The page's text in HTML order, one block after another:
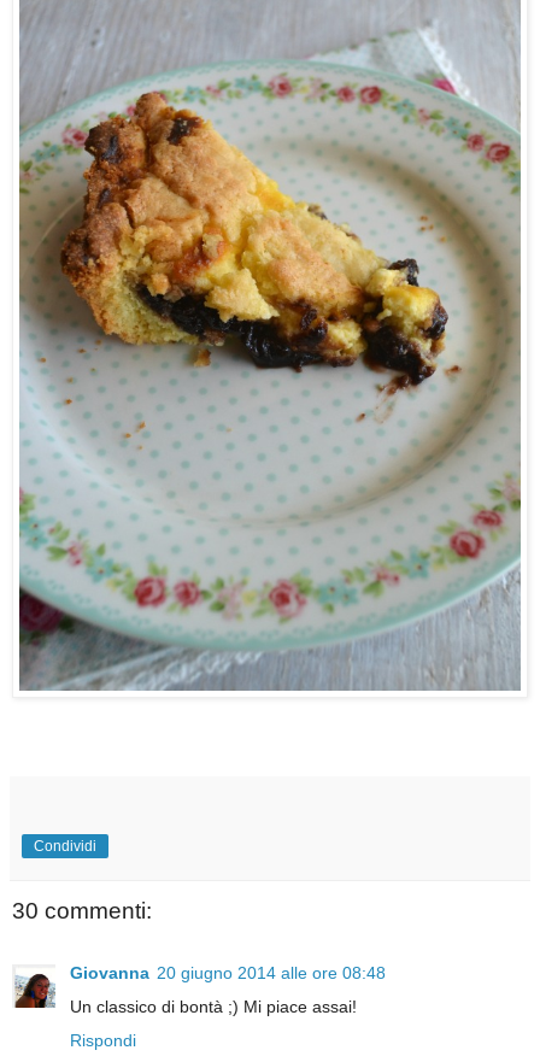
Condividi
30 commenti:
Giovanna 20 giugno 2014 alle ore 08:48
Un classico di bontà ;) Mi piace assai!
Rispondi